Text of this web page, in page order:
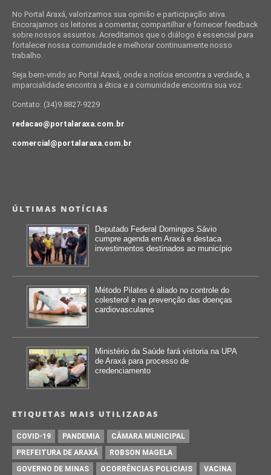
No Portal Araxá, valorizamos sua opinião e participação ativa.
Encorajamos os leitores a comentar, compartilhar e fornecer feedback
sobre nossos assuntos. Acreditamos que o diálogo é essencial para
fortalecer nossa comunidade e melhorar continuamente nosso
trabalho.
Seja bem-vindo ao Portal Araxá, onde a notícia encontra a verdade, a
imparcialidade encontra a ética e a comunidade encontra sua voz.
Contato: (34)9.8827-9229
redacao@portalaraxa.com.br
comercial@portalaraxa.com.br
ÚLTIMAS NOTÍCIAS
Deputado Federal Domingos Sávio
cumpre agenda em Araxá e destaca
investimentos destinados ao município
Método Pilates é aliado no controle do
colesterol e na prevenção das doenças
cardiovasculares
Ministério da Saúde fará vistoria na UPA
de Araxá para processo de
credenciamento
ETIQUETAS MAIS UTILIZADAS
COVID-19 PANDEMIA
CÂMARA MUNICIPAL
PREFEITURA DE ARAXÁ
ROBSON MAGELA
GOVERNO DE MINAS
OCORRÊNCIAS POLICIAIS VACINA